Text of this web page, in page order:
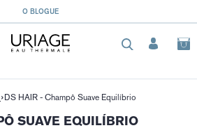
O BLOGUE
DS HAIR - Champô Suave Equilíbrio
SUAVE EQUILÍBRIO